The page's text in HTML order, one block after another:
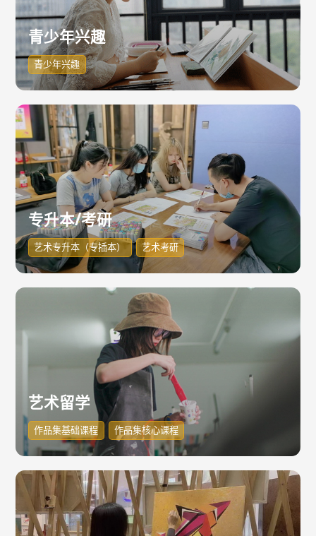
青少年兴趣
青少年兴趣
专升本/考研
艺术专升本（专插本） 艺术考研
艺术留学
作品集基础课程 作品集核心课程